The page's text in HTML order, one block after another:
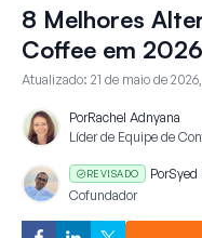
8 Melhores
Coffee em 2026
Atualizado: 21 de maio de
PorRachel Adnyana
Líder de Equipe de
REVISADO PorSyed
Cofundador